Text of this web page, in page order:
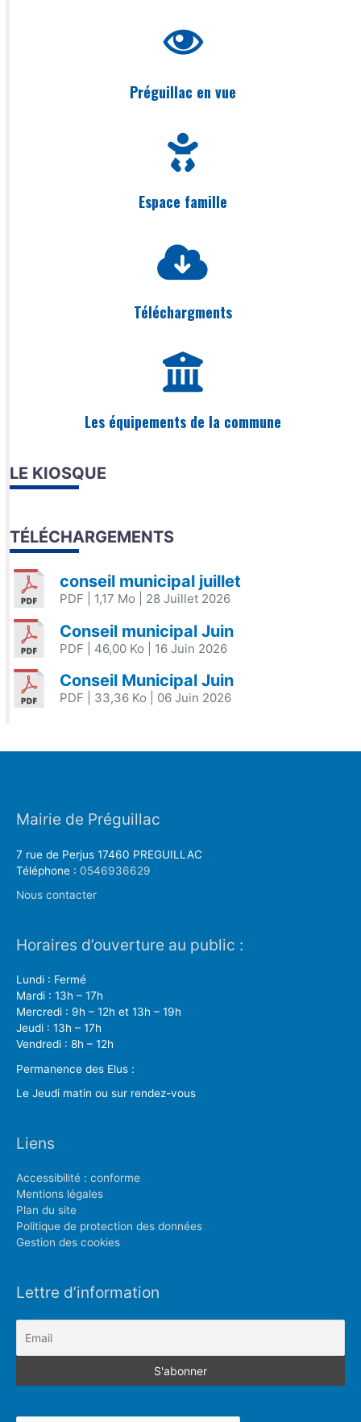
Préguillac en vue
Espace famille
Téléchargments
Les équipements de la commune
LE KIOSQUE
TÉLÉCHARGEMENTS
conseil municipal juillet
PDF | 1,17 Mo | 28 Juillet 2026
Conseil municipal Juin
PDF | 46,00 Ko | 16 Juin 2026
Conseil Municipal Juin
PDF | 33,36 Ko | 06 Juin 2026
Mairie de Préguillac
7 rue de Perjus 17460 PREGUILLAC
Téléphone : 0546936629
Nous contacter
Horaires d’ouverture au public :
Lundi : Fermé
Mardi : 13h – 17h
Mercredi : 9h – 12h et 13h – 19h
Jeudi : 13h – 17h
Vendredi : 8h – 12h
Permanence des Elus :
Le Jeudi matin ou sur rendez-vous
Liens
Accessibilité : conforme
Mentions légales
Plan du site
Politique de protection des données
Gestion des cookies
Lettre d’information